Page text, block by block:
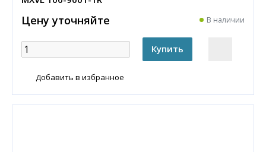
Цену уточняйте В наличии
Добавить в избранное